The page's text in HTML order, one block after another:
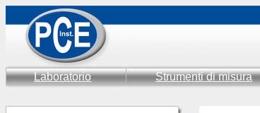
Laboratorio Strumenti di misura